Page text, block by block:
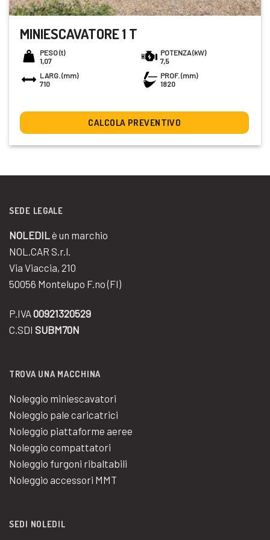
MINIESCAVATORE 1 T
PESO (t)
1,07
POTENZA (kW)
7,5
LARG. (mm)
710
PROF. (mm)
1820
CALCOLA PREVENTIVO
SEDE LEGALE
NOLEDIL è un marchio
NOL.CAR S.r.l.
Via Viaccia, 210
50056 Montelupo F.no (FI)
P.IVA 00921320529
C.SDI SUBM70N
TROVA UNA MACCHINA
Noleggio miniescavatori
Noleggio pale caricatrici
Noleggio piattaforme aeree
Noleggio compattatori
Noleggio furgoni ribaltabili
Noleggio accessori MMT
SEDI NOLEDIL